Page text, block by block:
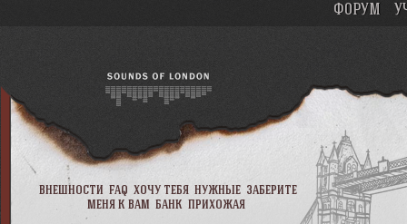
внешности faq хочу тебя нужные заберите
меня к вам банк прихожая
ФОРУМ